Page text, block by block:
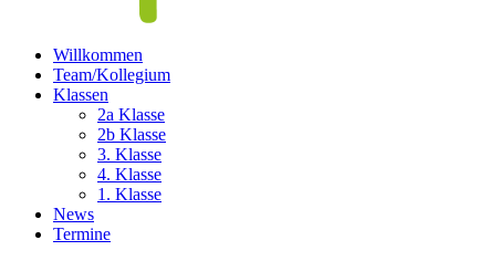
Willkommen
Team/Kollegium
Klassen
2a Klasse
2b Klasse
3. Klasse
4. Klasse
1. Klasse
News
Termine